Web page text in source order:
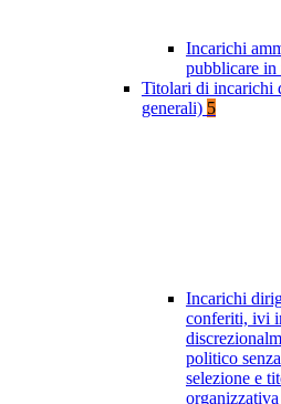
Incarichi
pubblicare in
Titolari di incarichi
generali) 5
Incarichi
conferiti, ivi
politico
selezione e